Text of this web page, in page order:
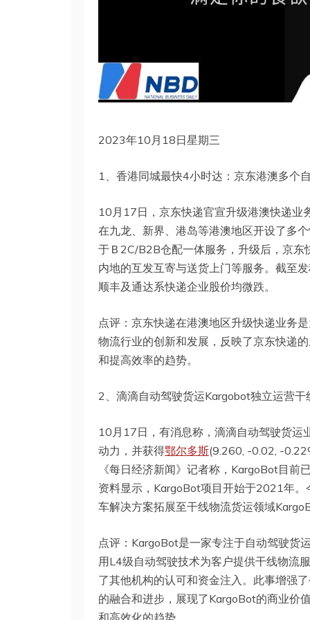
2023年10月18日星期三
1、香港同城最快4小时达：京东港澳多个
10月17日，京东快递官宣升级港澳快递业
在九龙、新界、港岛等港澳地区开设了多
于Ｂ2C/B2B仓配一体服务，升级后，京
内地的互发互寄与送货上门等服务。截至
顺丰及通达系快递企业股价均微跌。
点评：京东快递在港澳地区升级快递业务
物流行业的创新和发展，反映了京东快递
和提高效率的趋势。
2、滴滴自动驾驶货运Kargobot独立运营干
10月17日，有消息称，滴滴自动驾驶货运
动力，并获得鄂尔多斯(9.260, -0.02, -
《每日经济新闻》记者称，KargoBot目
资料显示，KargoBot项目开始于2021年
车解决方案拓展至干线物流货运领域
点评：KargoBot是一家专注于自动驾驶货
用L4级自动驾驶技术为客户提供干线物流
了其他机构的认可和资金注入。此事增强
的融合和进步，展现了KargoBot的商业价
和高效化的趋势。